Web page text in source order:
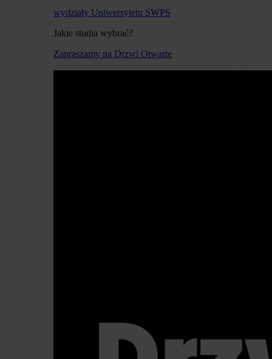
wydziały Uniwersytetu SWPS
Jakie studia wybrać?
Zapraszamy na Drzwi Otwarte